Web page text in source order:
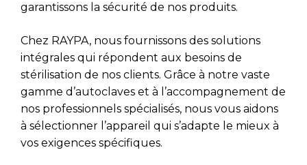
garantissons la sécurité de nos produits.
Chez RAYPA, nous fournissons des solutions
intégrales qui répondent aux besoins de
stérilisation de nos clients. Grâce à notre vaste
gamme d’autoclaves et à l’accompagnement de
nos professionnels spécialisés, nous vous aidons
à sélectionner l’appareil qui s’adapte le mieux à
vos exigences spécifiques.